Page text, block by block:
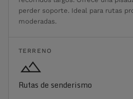
perder soporte. Ideal para rutas
moderadas.
TERRENO
Rutas de senderismo